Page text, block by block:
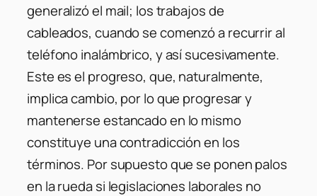
generalizó el mail; los trabajos de
cableados, cuando se comenzó a recurrir al
teléfono inalámbrico, y así sucesivamente.
Este es el progreso, que, naturalmente,
implica cambio, por lo que progresar y
mantenerse estancado en lo mismo
constituye una contradicción en los
términos. Por supuesto que se ponen palos
en la rueda si legislaciones laborales no